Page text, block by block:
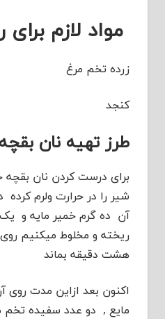
مواد لازم
زرده تخم مرغ
کنجد
طرز تهیه نان
برای درست کردن نان بقچه
شیر را در حرارت ولرم
آن ده گرم خمیر مایه و
ریخته و مخلوط میکنیم
هشت دقیقه بماند
اکنون بعد ازاین مدت
مایع , دو عدد سفیده تخم